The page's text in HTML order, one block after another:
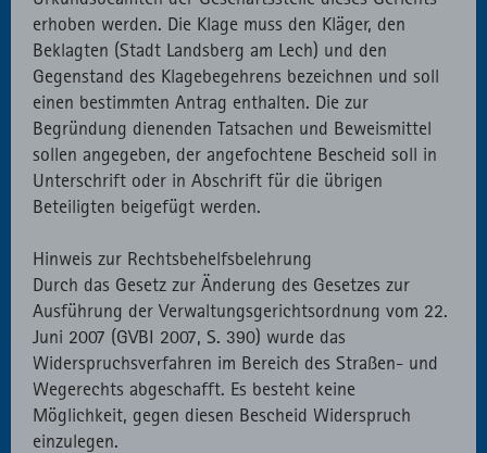
erhoben werden. Die Klage muss den Kläger, den
Beklagten (Stadt Landsberg am Lech) und den
Gegenstand des Klagebegehrens bezeichnen und soll
einen bestimmten Antrag enthalten. Die zur
Begründung dienenden Tatsachen und Beweismittel
sollen angegeben, der angefochtene Bescheid soll in
Unterschrift oder in Abschrift für die übrigen
Beteiligten beigefügt werden.
Hinweis zur Rechtsbehelfsbelehrung
Durch das Gesetz zur Änderung des Gesetzes zur
Ausführung der Verwaltungsgerichtsordnung vom 22.
Juni 2007 (GVBI 2007, S. 390) wurde das
Widerspruchsverfahren im Bereich des Straßen- und
Wegerechts abgeschafft. Es besteht keine
Möglichkeit, gegen diesen Bescheid Widerspruch
einzulegen.